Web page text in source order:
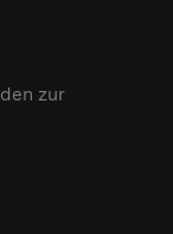
zur